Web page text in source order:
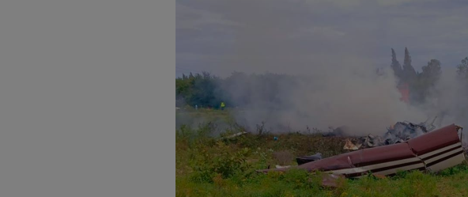
帰国後、後悔しないために
タイにいるうちにできることってなんだろう？
海外居住ステータスを活かした資産運用とは？
JTBタ
幻想的
無数のラ
「コムロ
では、12月
ご用意し
送迎付き
28,900バー